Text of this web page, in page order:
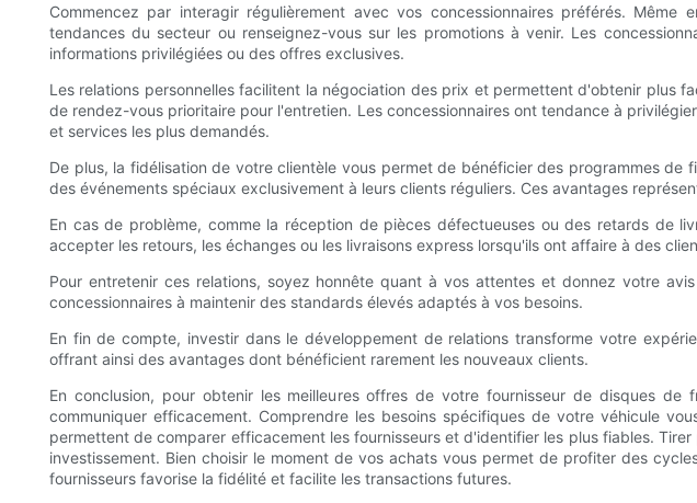
Commencez par interagir régulièrement avec vos concessionnaires préférés.
tendances du secteur ou renseignez-vous sur les promotions à venir. Les
informations privilégiées ou des offres exclusives.
Les relations personnelles facilitent la négociation des prix et permettent d'obtenir plus
de rendez-vous prioritaire pour l'entretien. Les concessionnaires ont tendance à
et services les plus demandés.
De plus, la fidélisation de votre clientèle vous permet de bénéficier des programmes
des événements spéciaux exclusivement à leurs clients réguliers. Ces avantages
En cas de problème, comme la réception de pièces défectueuses ou des retards de
accepter les retours, les échanges ou les livraisons express lorsqu'ils ont affaire à des
Pour entretenir ces relations, soyez honnête quant à vos attentes et donnez votre
concessionnaires à maintenir des standards élevés adaptés à vos besoins.
En fin de compte, investir dans le développement de relations transforme votre
offrant ainsi des avantages dont bénéficient rarement les nouveaux clients.
En conclusion, pour obtenir les meilleures offres de votre fournisseur de disques
communiquer efficacement. Comprendre les besoins spécifiques de votre véhicule
permettent de comparer efficacement les fournisseurs et d'identifier les plus fiables.
investissement. Bien choisir le moment de vos achats vous permet de profiter des
fournisseurs favorise la fidélité et facilite les transactions futures.